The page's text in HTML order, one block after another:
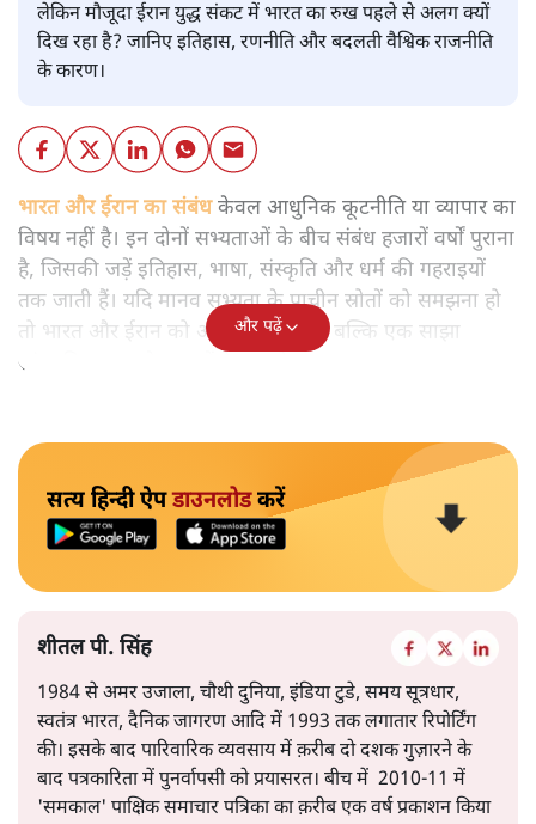
लेकिन मौजूदा ईरान युद्ध संकट में भारत का रुख पहले से अलग क्यों
दिख रहा है? जानिए इतिहास, रणनीति और बदलती वैश्विक राजनीति
के कारण।
भारत और ईरान का संबंधकेवल आधुनिक कूटनीति या व्यापार का
विषय नहीं है। इन दोनों सभ्यताओं के बीच संबंध हजारों वर्षों पुराना
है, जिसकी जड़ें इतिहास, भाषा, संस्कृति और धर्म की गहराइयों
तक जाती हैं। यदि मानव सभ्यता के प्राचीन स्रोतों को समझना हो
तो भारत और ईरान को अलग-अलग नहीं, बल्कि एक साझा
सांस्कृतिक धारा के रूप में देखना होगा।
और पढ़ें
सत्य हिन्दी ऐपडाउनलोडकरें
शीतल पी. सिंह
1984 से अमर उजाला, चौथी दुनिया, इंडिया टुडे, समय सूत्रधार,
स्वतंत्र भारत, दैनिक जागरण आदि में 1993 तक लगातार रिपोर्टिंग
की। इसके बाद पारिवारिक व्यवसाय में क़रीब दो दशक गुज़ारने के
बाद पत्रकारिता में पुनर्वापसी को प्रयासरत। बीच में 2010-11 में
'समकाल' पाक्षिक समाचार पत्रिका का क़रीब एक वर्ष प्रकाशन किया